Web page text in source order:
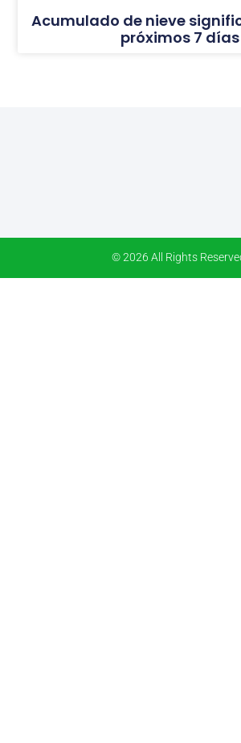
Acumulado de nieve
próximos 7 días
© 2026 All Rights